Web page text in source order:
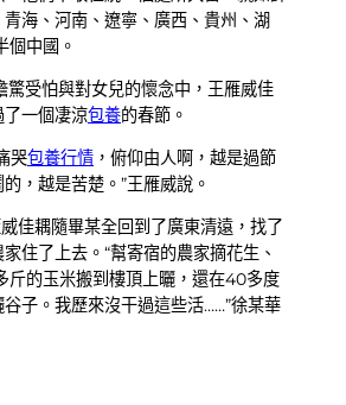
海、河南、遼寧、廣西、貴州、湖
個中國。
驚受怕與對女兒的懷念中，王雁威佳
一個凄涼包養的春節。
哭包養行情 ，俯仰由人啊，越是過節
，越是苦楚。”王雁威說。
佳耦隨畢某全回到了廣東清遠，找了
住了上去。“幫寄宿的農家摘花生、
斤的玉米搬到樓頂上曬，還在40多度
子。我歷來沒干過這些活……”徐某華